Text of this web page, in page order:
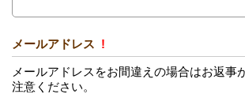
メールアドレス !
メールアドレスをお間違えの場合はお返事
注意ください。